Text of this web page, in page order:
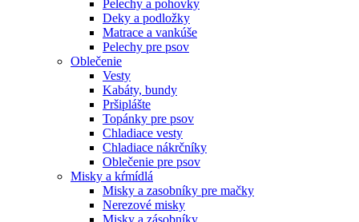
Pelechy a pohovky
Deky a podložky
Matrace a vankúše
Pelechy pre psov
Oblečenie
Vesty
Kabáty, bundy
Pršiplášte
Topánky pre psov
Chladiace vesty
Chladiace nákrčníky
Oblečenie pre psov
Misky a kŕmídlá
Misky a zasobníky pre mačky
Nerezové misky
Misky a zásobníky